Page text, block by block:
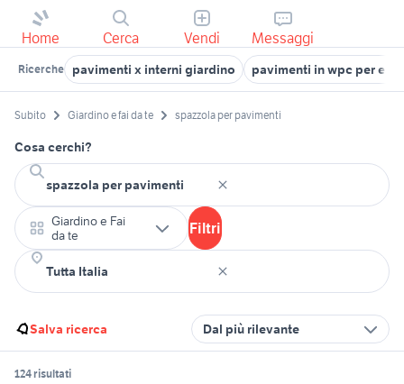
Home Cerca Vendi Messaggi
Ricerche pavimenti x interni giardino pavimenti in wpc per
Subito Giardino e fai da te spazzola per pavimenti
Cosa cerchi?
Giardino e Fai
da te
Filtri
Salva ricerca Dal più rilevante
124 risultati